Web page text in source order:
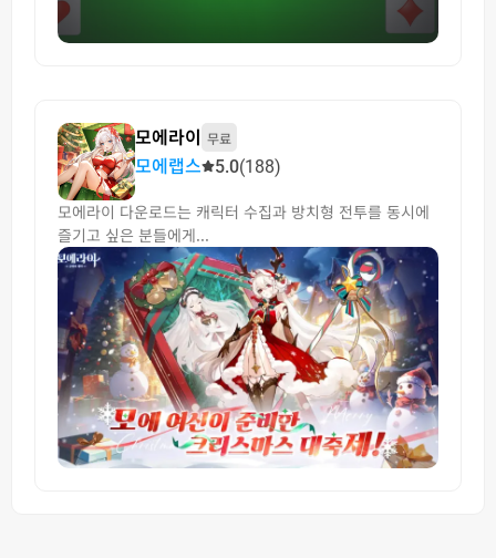
모에라이 무료
모에랩스 5.0(188)
모에라이 다운로드는 캐릭터 수집과 방치형 전투를 동시에
즐기고 싶은 분들에게...